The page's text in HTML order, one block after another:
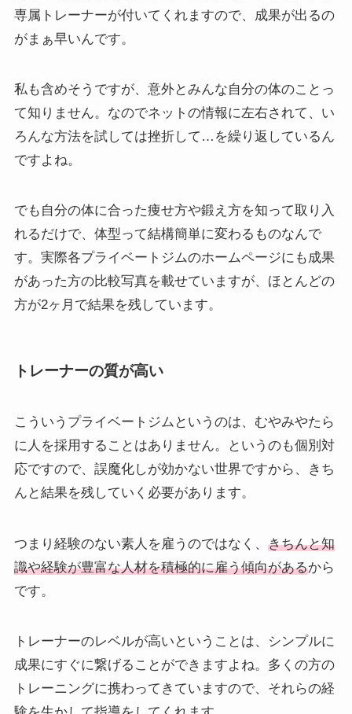
専属トレーナーが付いてくれますので、成果が出るの
がまぁ早いんです。
私も含めそうですが、意外とみんな自分の体のことっ
て知りません。なのでネットの情報に左右されて、い
ろんな方法を試しては挫折して…を繰り返しているん
ですよね。
でも自分の体に合った痩せ方や鍛え方を知って取り入
れるだけで、体型って結構簡単に変わるものなんで
す。実際各プライベートジムのホームページにも成果
があった方の比較写真を載せていますが、ほとんどの
方が2ヶ月で結果を残しています。
トレーナーの質が高い
こういうプライベートジムというのは、むやみやたら
に人を採用することはありません。というのも個別対
応ですので、誤魔化しが効かない世界ですから、きち
んと結果を残していく必要があります。
つまり経験のない素人を雇うのではなく、 きちんと知
識や経験が豊富な人材を積極的に雇う傾向があるから
です。
トレーナーのレベルが高いということは、シンプルに
成果にすぐに繋げることができますよね。多くの方の
トレーニングに携わってきていますので、それらの経